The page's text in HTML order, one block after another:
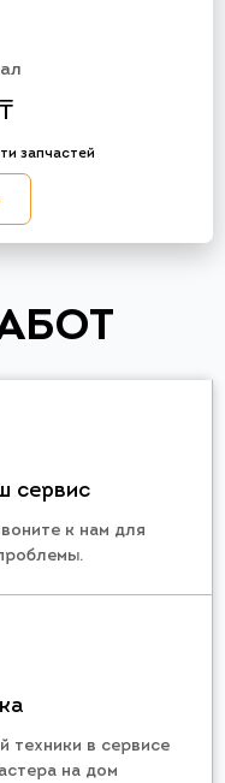
запчастей
сервис
к нам для
техники в сервисе
на дом